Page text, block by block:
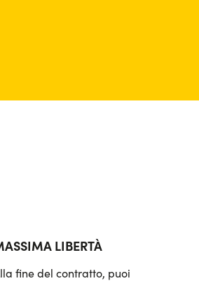
LIBERTÀ
fine del contratto, puoi